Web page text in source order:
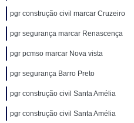
pgr construção civil marcar Cruzeiro
pgr segurança marcar Renascença
pgr pcmso marcar Nova vista
pgr segurança Barro Preto
pgr construção civil Santa Amélia
pgr construção civil Santa Amélia